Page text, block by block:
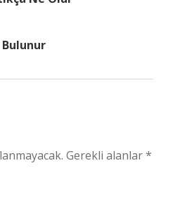
Bulunur
Gerekli alanlar*